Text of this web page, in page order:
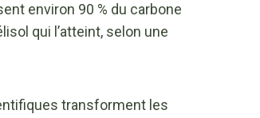
environ 90 % du carbone
qui l’atteint, selon une
transforment les